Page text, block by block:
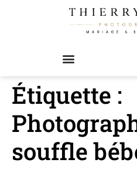
Étiquette :
souffle